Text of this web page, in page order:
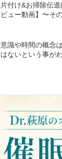
片付け&お掃除伝
ビュー動画】〜そ
意識や時間の概念
はないという事が